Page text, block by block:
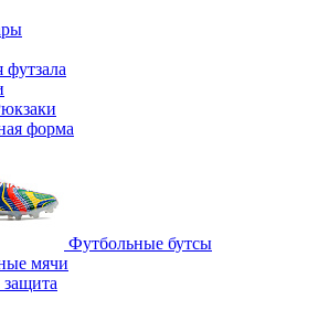
форма
Футбольные бутсы
мячи